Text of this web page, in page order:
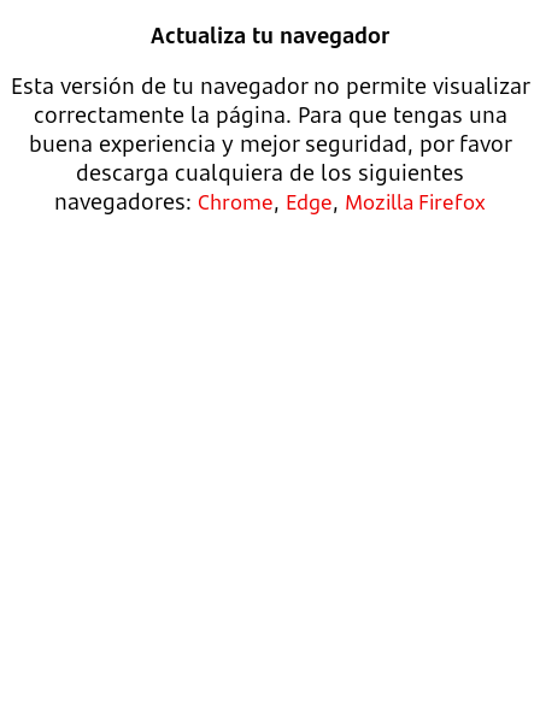
Actualiza tu navegador
Esta versión de tu navegador no permite visualizar
correctamente la página. Para que tengas una
buena experiencia y mejor seguridad, por favor
descarga cualquiera de los siguientes
navegadores: Chrome, Edge, Mozilla Firefox